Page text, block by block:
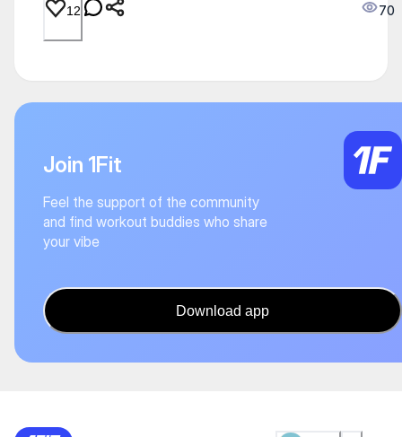
12 70
Join 1Fit
Feel the support of the community
and find workout buddies who share
your vibe
Download app